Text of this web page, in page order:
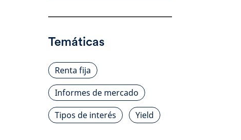
Temáticas
Renta fija
Informes de mercado
Tipos de interés
Yield